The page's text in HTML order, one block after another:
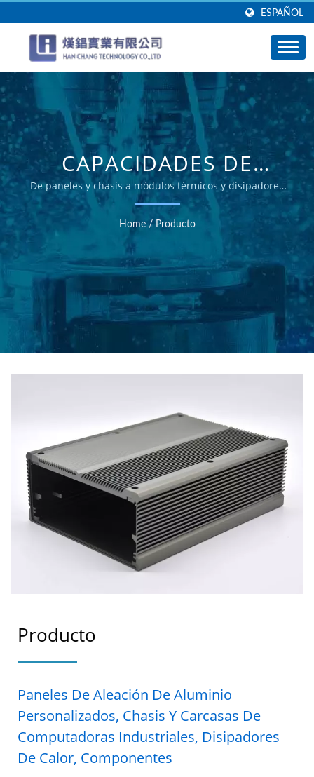
ESPAÑOL
CAPACIDADES DE
MECANIZADO CNC DE
ALUMINIO Y
CATEGORÍAS DE
PRODUCTOS
De paneles y chasis a módulos térmicos y disipadores
de calor
Home / Producto
Producto
Paneles De Aleación De Aluminio
Personalizados, Chasis Y Carcasas De
Computadoras Industriales, Disipadores
De Calor, Componentes